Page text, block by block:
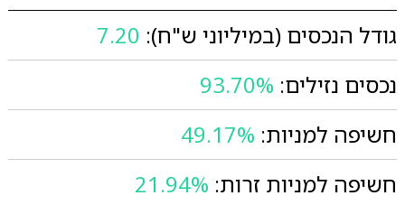
גודל הנכסים (במיליוני ש"ח): 7.20
נכסים נזילים: 93.70%
חשיפה למניות: 49.17%
חשיפה למניות זרות: 21.94%